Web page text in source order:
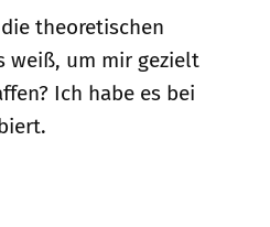
theoretischen
weiß, um mir gezielt
Ich habe es bei